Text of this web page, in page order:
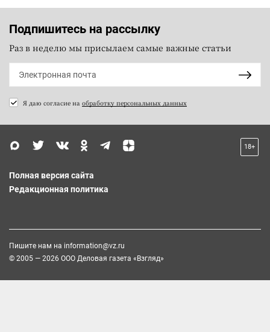
Подпишитесь на рассылку
Раз в неделю мы присылаем самые важные статьи
Я даю согласие на обработку персональных данных
18+
Полная версия сайта
Редакционная политика
Пишите нам на information@vz.ru
© 2005 — 2026 ООО Деловая газета «Взгляд»